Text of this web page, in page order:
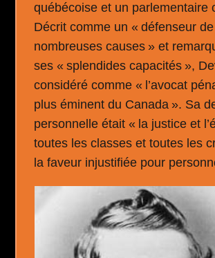
québécoise et un parlementaire
Décrit comme un « défenseur de
nombreuses causes » et
ses « splendides capacités »,
considéré comme « l’avocat
plus éminent du Canada ». Sa
personnelle était « la justice et
toutes les classes et toutes les
la faveur injustifiée pour